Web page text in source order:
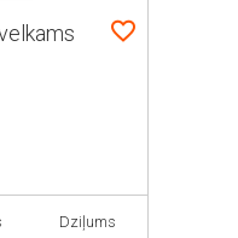
Dziļums